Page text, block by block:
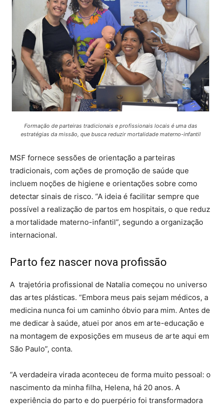
Formação de parteiras tradicionais e profissionais locais é uma das
estratégias da missão, que busca reduzir mortalidade materno-infantil
MSF fornece sessões de orientação a parteiras
tradicionais, com ações de promoção de saúde que
incluem noções de higiene e orientações sobre como
detectar sinais de risco. “A ideia é facilitar sempre que
possível a realização de partos em hospitais, o que reduz
a mortalidade materno-infantil”, segundo a organização
internacional.
Parto fez nascer nova profissão
A trajetória profissional de Natalia começou no universo
das artes plásticas. “Embora meus pais sejam médicos, a
medicina nunca foi um caminho óbvio para mim. Antes de
me dedicar à saúde, atuei por anos em arte-educação e
na montagem de exposições em museus de arte aqui em
São Paulo”, conta.
“A verdadeira virada aconteceu de forma muito pessoal: o
nascimento da minha filha, Helena, há 20 anos. A
experiência do parto e do puerpério foi transformadora